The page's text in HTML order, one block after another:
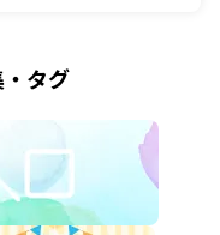
タグ